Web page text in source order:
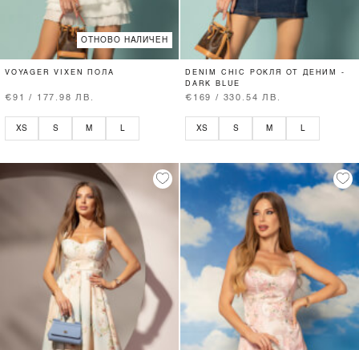
ОТНОВО НАЛИЧЕН
VOYAGER VIXEN ПОЛА
€91 / 177.98 ЛВ.
XS S M
DENIM CHIC РОКЛЯ ОТ ДЕНИМ -
DARK BLUE
€169 / 330.54 ЛВ.
XS S M